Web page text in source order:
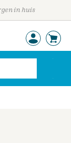
in huis